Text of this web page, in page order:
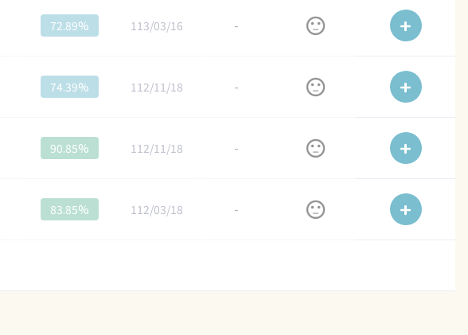
72.89% 113/03/16 -
74.39% 112/11/18 -
90.85% 112/11/18 -
83.85% 112/03/18 -